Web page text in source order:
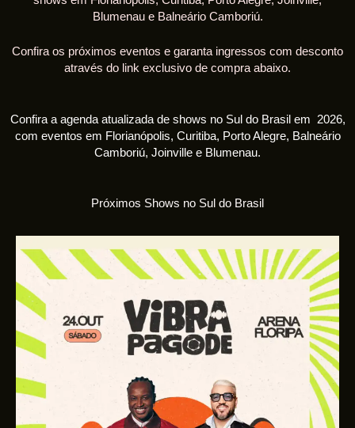
Blumenau e Balneário Camboriú.
Confira os próximos eventos e garanta ingressos com desconto
através do link exclusivo de compra abaixo.
Confira a agenda atualizada de shows no Sul do Brasil em 2026,
com eventos em Florianópolis, Curitiba, Porto Alegre, Balneário
Camboriú, Joinville e Blumenau.
Próximos Shows no Sul do Brasil